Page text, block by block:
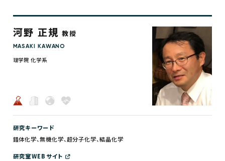
河野 正規教授
MASAKI KAWANO
理学院 化学系
研究キーワード
錯体化学、無機化学、超分子化学、結晶化学
研究室WEBサイト